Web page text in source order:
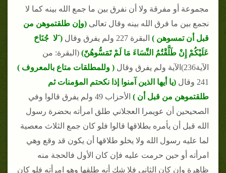
مجموعة أو مفرقة ولا أن نفرق بين ما جمع الله بينه كما لا
نجمع بين ما فرق الله بينه وقال تعالى (وإن طلقتموهن من
قبل أن تمسوهن ) البقرة 227 ولم يفرق وقال
( َلا جُنَاحَ
عَلَيْكُمْ إِنْ طَلَّقْتُمُ النِّسَاءَ مَا لَمْ تَمَسُّوهُنّ) (البقرة: من
الآية236)الآية ولم يفرق وقال
( وللمطلقات متاع بالمعروف )
241 وقال
(يا أيها الذين آمنوا إذا نكحتم المؤمنات ثم
طلقتموهن من قبل أن )
الأحزاب 49 ولم يفرق قالوا وفي
الصحيحين أن عويمرا العجلاني طلق امرأته بحضرة رسول
الله قبل أن يأمره بطلاقها قالوا فلو كان جمع الثلاث معصية
لما عليه رسول الله ولا يخلو طلاقها أن يكون قد وقع وهي
امرأته أو حين حرمت عليه فإن كان الأول فالحجة منه
ظاهرة وإن كان الثاني فلا شك أنه طلقها وهو امرأته فلو كان